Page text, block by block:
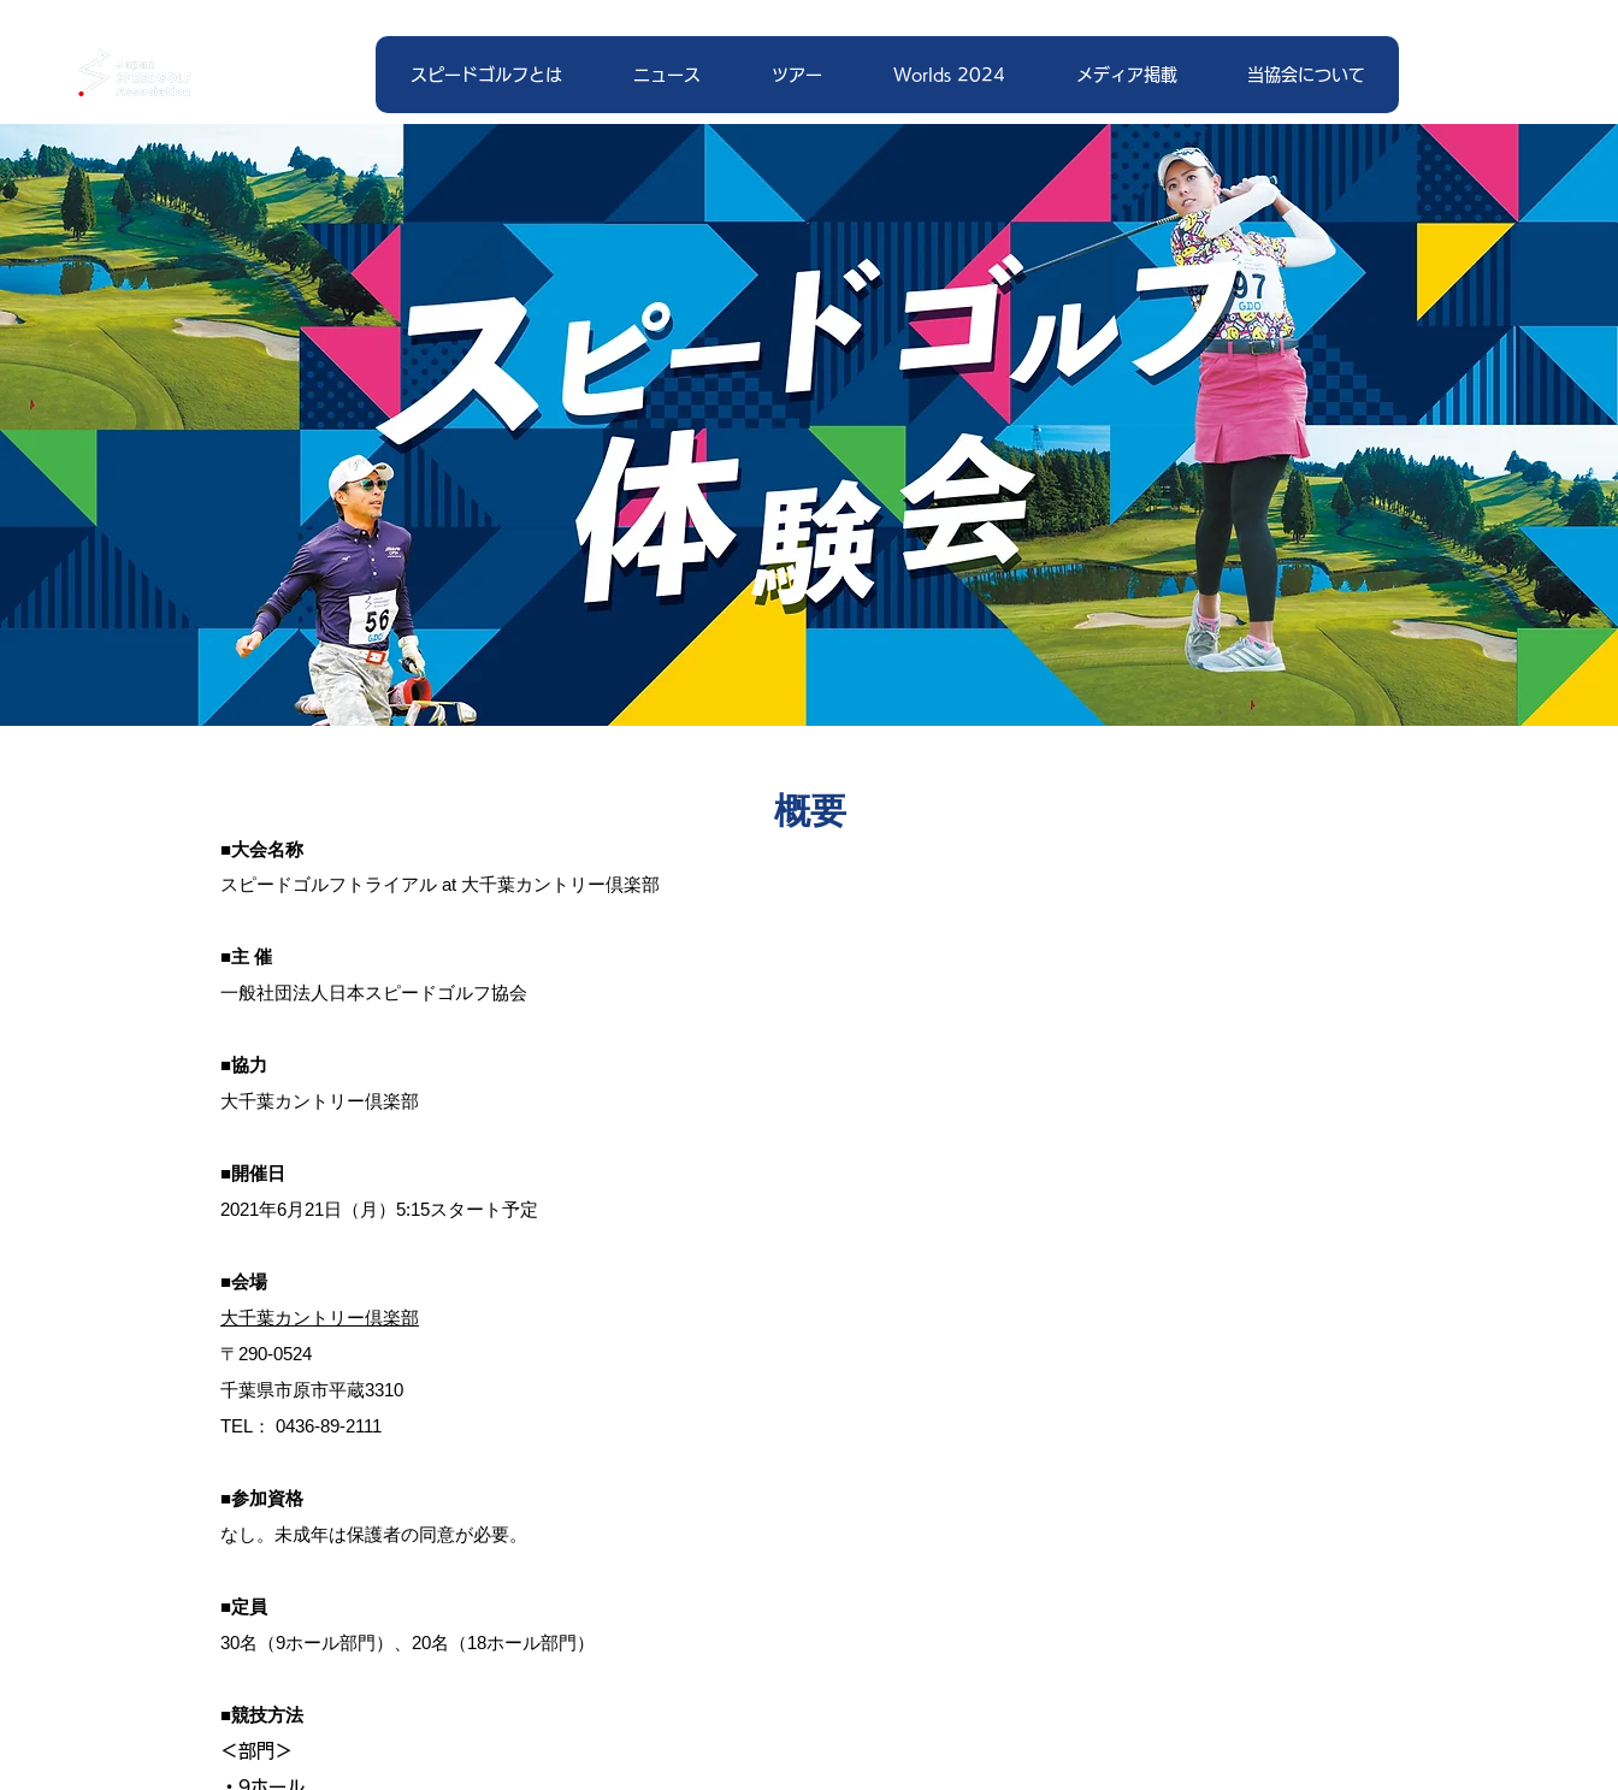
スピードゴルフとは ニュース ツアー Worlds 2024 メディア掲載 当協会について
​概要
■大会名称
スピードゴルフトライアル at 大千葉カントリー倶楽部
■主 催
一般社団法人日本スピードゴルフ協会
■協力
大千葉カントリー倶楽部
■開催日
2021年6月21日（月）5:15スタート予定
■会場
大千葉カントリー倶楽部
〒290-0524
千葉県市原市平蔵3310
TEL： 0436-89-2111
■参加資格
なし。未成年は保護者の同意が必要。
■定員
30名（9ホール部門）、20名（18ホール部門）
■競技方法
＜部門＞